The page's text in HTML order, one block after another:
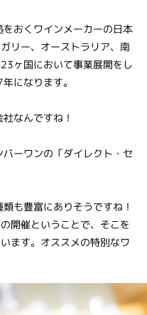
おくワインメーカーの日本
リー、オーストラリア、南
ヶ国において事業展開をし
になります。
なんですね！
ーワンの「ダイレクト・セ
も豊富にありそうですね！
開催ということで、そこを
ます。オススメの特別なワ